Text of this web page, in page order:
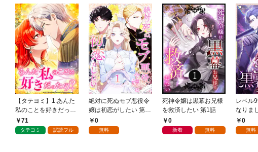
【タテヨミ】1.あんた
私のことを好きだった
の？
71
タテヨミ 試読フル
絶対に死ぬモブ悪役令
嬢は初恋がしたい 第1
話0
無料
死神令嬢は黒幕お兄様
を救済したい 第1話
0
新着 無料
レベル
なりま
0
無料